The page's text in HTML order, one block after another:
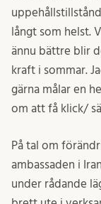
långt som helst.
ännu bättre blir
kraft i sommar.
gärna målar en
om att få klick/
På tal om
ambassaden i
under rådande